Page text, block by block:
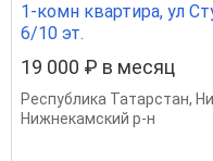
1-комн квартира, ул
6/10 эт.
19 000 ₽ в месяц
Республика Татарстан,
Нижнекамский р-н